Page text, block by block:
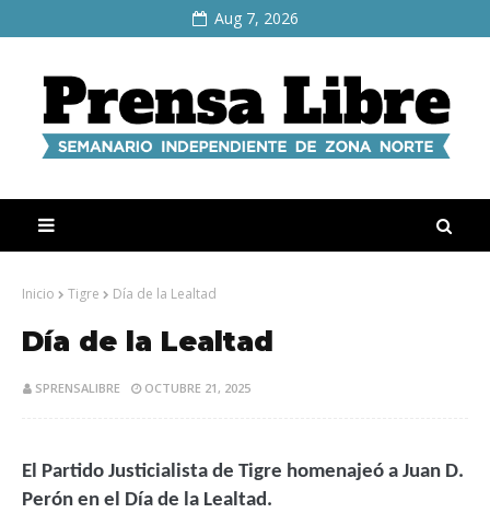
Aug 7, 2026
Inicio Tigre Día de la Lealtad
Día de la Lealtad
SPRENSALIBRE OCTUBRE 21, 2025
El Partido Justicialista de Tigre homenajeó a Juan D.
Perón en el Día de la Lealtad.